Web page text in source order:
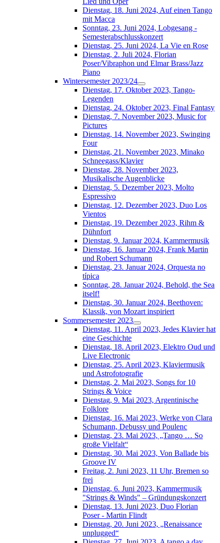
Dienstag, 18. Juni 2024, Auf einen Tango
mit Macca
Sonntag, 23. Juni 2024, Lobgesang -
Semesterabschlusskonzert
Dienstag, 25. Juni 2024, La Vie en Rose
Dienstag, 2. Juli 2024, Florian
Poser/Vibraphon und Elmar Brass/Jazz
Piano
Wintersemester 2023/24
Dienstag, 17. Oktober 2023, Tango-
Legenden
Dienstag, 24. Oktober 2023, Final Fantasy
Dienstag, 7. November 2023, Music for
Pictures
Dienstag, 14. November 2023, Swinging
Four
Dienstag, 21. November 2023, Minako
Schneegass/Klavier
Dienstag, 28. November 2023,
Musikalische Augenblicke
Dienstag, 5. Dezember 2023, Molto
Espressivo
Dienstag, 12. Dezember 2023, Duo Los
Vientos
Dienstag, 19. Dezember 2023, Rihm &
Dühnfort
Dienstag, 9. Januar 2024, Kammermusik
Dienstag, 16. Januar 2024, Frank Martin
und Robert Schumann
Dienstag, 23. Januar 2024, Orquesta no
típica
Sonntag, 28. Januar 2024, Behold, the Sea
itself!
Dienstag, 30. Januar 2024, Beethoven:
Klassik, von Mozart inspiriert
Sommersemester 2023
Dienstag, 11. April 2023, Jedes Klavier hat
eine Geschichte
Dienstag, 18. April 2023, Elektro Oud und
Live Electronic
Dienstag, 25. April 2023, Klaviermusik
und Astrofotografie
Dienstag, 2. Mai 2023, Songs for 10
Strings & Voice
Dienstag, 9. Mai 2023, Argentinische
Folklore
Dienstag, 16. Mai 2023, Werke von Clara
Schumann, Debussy und Poulenc
Dienstag, 23. Mai 2023, „Tango … So
große Vielfalt“
Dienstag, 30. Mai 2023, Von Ballade bis
Groove IV
Freitag, 2. Juni 2023, 11 Uhr, Bremen so
frei
Dienstag, 6. Juni 2023, Kammermusik
"Strings & Winds" – Gründungskonzert
Dienstag, 13. Juni 2023, Duo Florian
Poser - Martin Flindt
Dienstag, 20. Juni 2023, „Renaissance
unplugged“